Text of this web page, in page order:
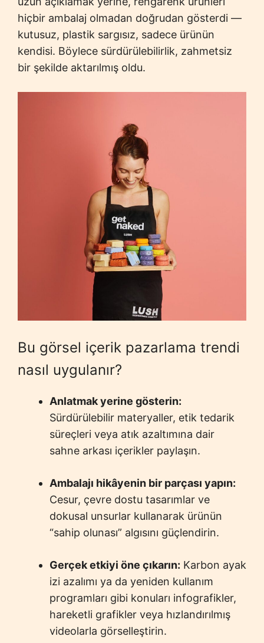
hiçbir ambalaj olmadan doğrudan gösterdi —
kutusuz, plastik sargısız, sadece ürünün
kendisi. Böylece sürdürülebilirlik, zahmetsiz
bir şekilde aktarılmış oldu.
Bu görsel içerik pazarlama trendi
nasıl uygulanır?
Anlatmak yerine gösterin:
Sürdürülebilir materyaller, etik tedarik
süreçleri veya atık azaltımına dair
sahne arkası içerikler paylaşın.
Ambalajı hikâyenin bir parçası yapın:
Cesur, çevre dostu tasarımlar ve
dokusal unsurlar kullanarak ürünün
“sahip olunası” algısını güçlendirin.
Gerçek etkiyi öne çıkarın: Karbon ayak
izi azalımı ya da yeniden kullanım
programları gibi konuları infografikler,
hareketli grafikler veya hızlandırılmış
videolarla görselleştirin.